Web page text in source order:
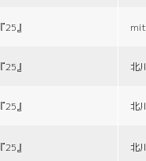
『25』
『25』 北
『25』 北
『25』 北